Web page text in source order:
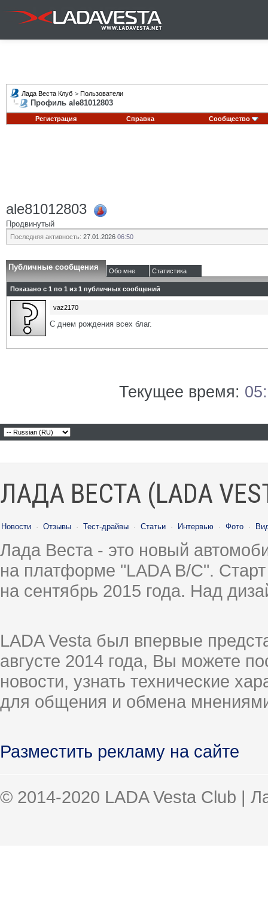
Лада Веста Клуб > Пользователи
Профиль ale81012803
Регистрация Справка Сообщество
ale81012803
Продвинутый
Последняя активность: 27.01.2026 06:50
Публичные сообщения Обо мне Статистика
Показано с 1 по 1 из 1 публичных сообщений
vaz2170
С днем рождения всех благ.
Текущее время:
ЛАДА ВЕСТА (LADA
Новости · Отзывы · Тест-драйвы · Статьи · Интервью · Фото ·
Лада Веста - это новый
на платформе "LADA B/C".
на сентябрь 2015 года. Над
LADA Vesta был впервые
августе 2014 года, Вы можете
новости, узнать технические
для общения и обмена
Разместить рекламу на сайте
© 2014-2020 LADA Vesta Club |